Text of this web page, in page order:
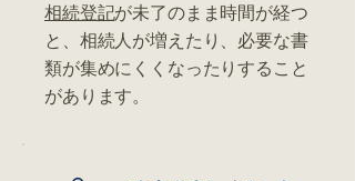
相続登記が未了のまま時間が経つ
と、相続人が増えたり、必要な書
類が集めにくくなったりすること
があります。